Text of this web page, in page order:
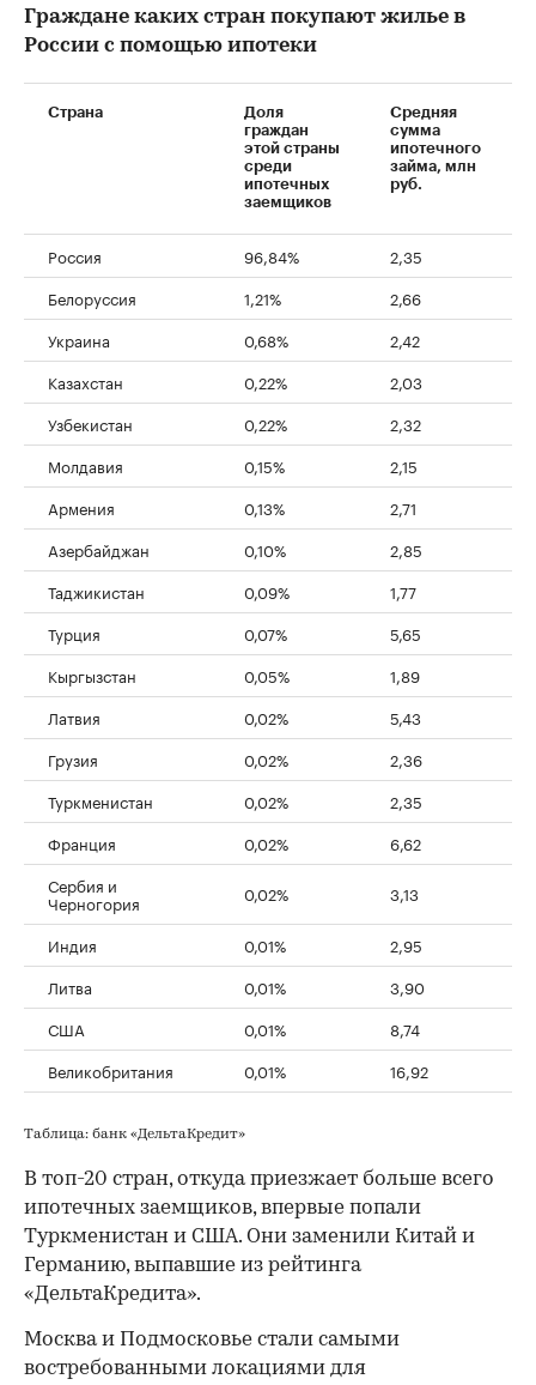
Граждане каких стран покупают жилье в
России с помощью ипотеки
Страна
Доля
граждан
этой страны
среди
ипотечных
заемщиков
Средняя
сумма
ипотечного
займа, млн
руб.
Россия 96,84%
2,35
Белоруссия
1,21%
2,66
Украина
0,68%
2,42
Казахстан
0,22%
2,03
Узбекистан
0,22%
2,32
Молдавия
0,15%
2,15
Армения
0,13%
2,71
Азербайджан
0,10%
2,85
Таджикистан
0,09%
1,77
Турция
0,07%
5,65
Кыргызстан
0,05%
1,89
Латвия
0,02%
5,43
Грузия
0,02%
2,36
Туркменистан
0,02%
2,35
Франция
0,02%
6,62
Сербия и
Черногория 0,02% 3,13
Индия 0,01%
2,95
Литва
0,01%
3,90
США
0,01%
8,74
Великобритания
0,01% 16,92
Таблица: банк «ДельтаКредит»
В топ-20 стран, откуда приезжает больше всего
ипотечных заемщиков, впервые попали
Туркменистан и США. Они заменили Китай и
Германию, выпавшие из рейтинга
«ДельтаКредита».
Москва и Подмосковье стали самыми
востребованными локациями для